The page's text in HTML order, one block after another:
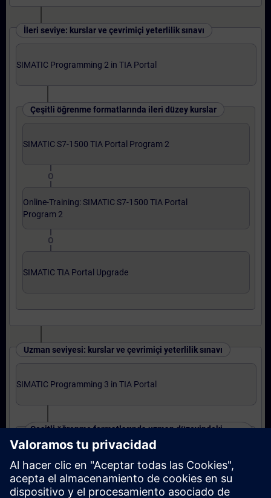
İleri seviye: kurslar ve çevrimiçi yeterlilik sınavı
SIMATIC Programming 2 in TIA Portal
Çeşitli öğrenme formatlarında ileri düzey kurslar
SIMATIC S7-1500 TIA Portal Program 2
O
Online-Training: SIMATIC S7-1500 TIA Portal
Program 2
O
SIMATIC TIA Portal Upgrade
Uzman seviyesi: kurslar ve çevrimiçi yeterlilik sınavı
SIMATIC Programming 3 in TIA Portal
Çeşitli öğrenme formatlarında uzman düzeyindeki
kurslar
SIMATIC S7-1500 TIA Portal Program 3
O